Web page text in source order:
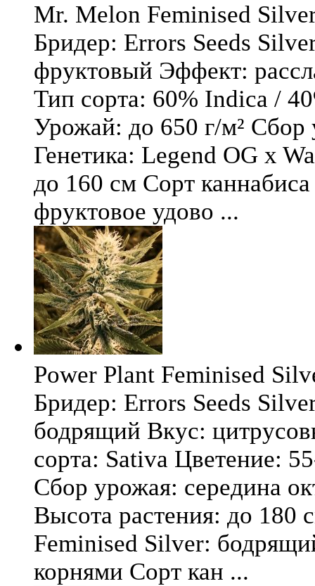
Mr. Melon Feminised
Бридер: Errors Seeds
фруктовый Эффект:
Тип сорта: 60% Indica /
Урожай: до 650 г/м² Сбор
Генетика: Legend OG x
до 160 см Сорт
фруктовое удово ...
Power Plant Feminised
Бридер: Errors Seeds
бодрящий Вкус:
сорта: Sativa Цветение:
Сбор урожая: середина
Высота растения: до 180
Feminised Silver:
корнями Сорт кан ...